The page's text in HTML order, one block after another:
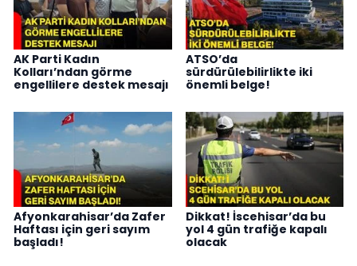
AK Parti Kadın
Kolları’ndan görme
engellilere destek mesajı
ATSO’da
sürdürülebilirlikte iki
önemli belge!
Afyonkarahisar’da Zafer
Haftası için geri sayım
başladı!
Dikkat! İscehisar’da bu
yol 4 gün trafiğe kapalı
olacak